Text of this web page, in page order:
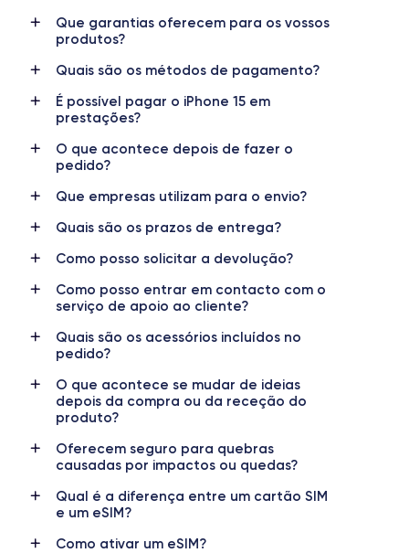
OLED 6.1 polegadas 2556x1179 píxeis
RAM Memória interna
Nome do CPU
Nome do GPU
GPU de 5 núcleos
Frequência do processador
Sub-6 GHz
48 MP 12 MP
Resolução de vídeo
4K - 3840x2160px
Carregamento rápido
Bateria
3349 mAh
eSIM
eSIM
Rede móvel Desbloqueado
Sim, todos os operadores
Que garantias oferecem para os vossos
produtos?
Quais são os métodos de pagamento?
É possível pagar o iPhone 15 em
prestações?
O que acontece depois de fazer o
pedido?
Que empresas utilizam para o envio?
Quais são os prazos de entrega?
Como posso solicitar a devolução?
Como posso entrar em contacto com o
serviço de apoio ao cliente?
Quais são os acessórios incluídos no
pedido?
O que acontece se mudar de ideias
depois da compra ou da receção do
produto?
Oferecem seguro para quebras
causadas por impactos ou quedas?
Qual é a diferença entre um cartão SIM
e um eSIM?
Como ativar um eSIM?